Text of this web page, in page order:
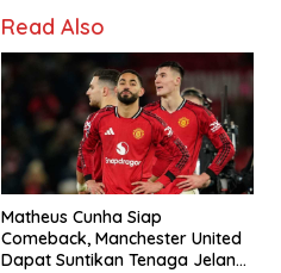
Read Also
Matheus Cunha Siap
Comeback, Manchester United
Dapat Suntikan Tenaga Jelang